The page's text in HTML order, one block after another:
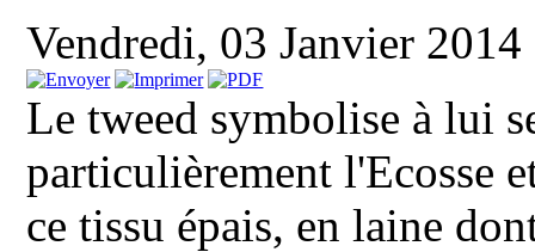
Vendredi, 03 Janvier
Le tweed symbolise à lui
particulièrement l'Ecosse
ce tissu épais, en laine